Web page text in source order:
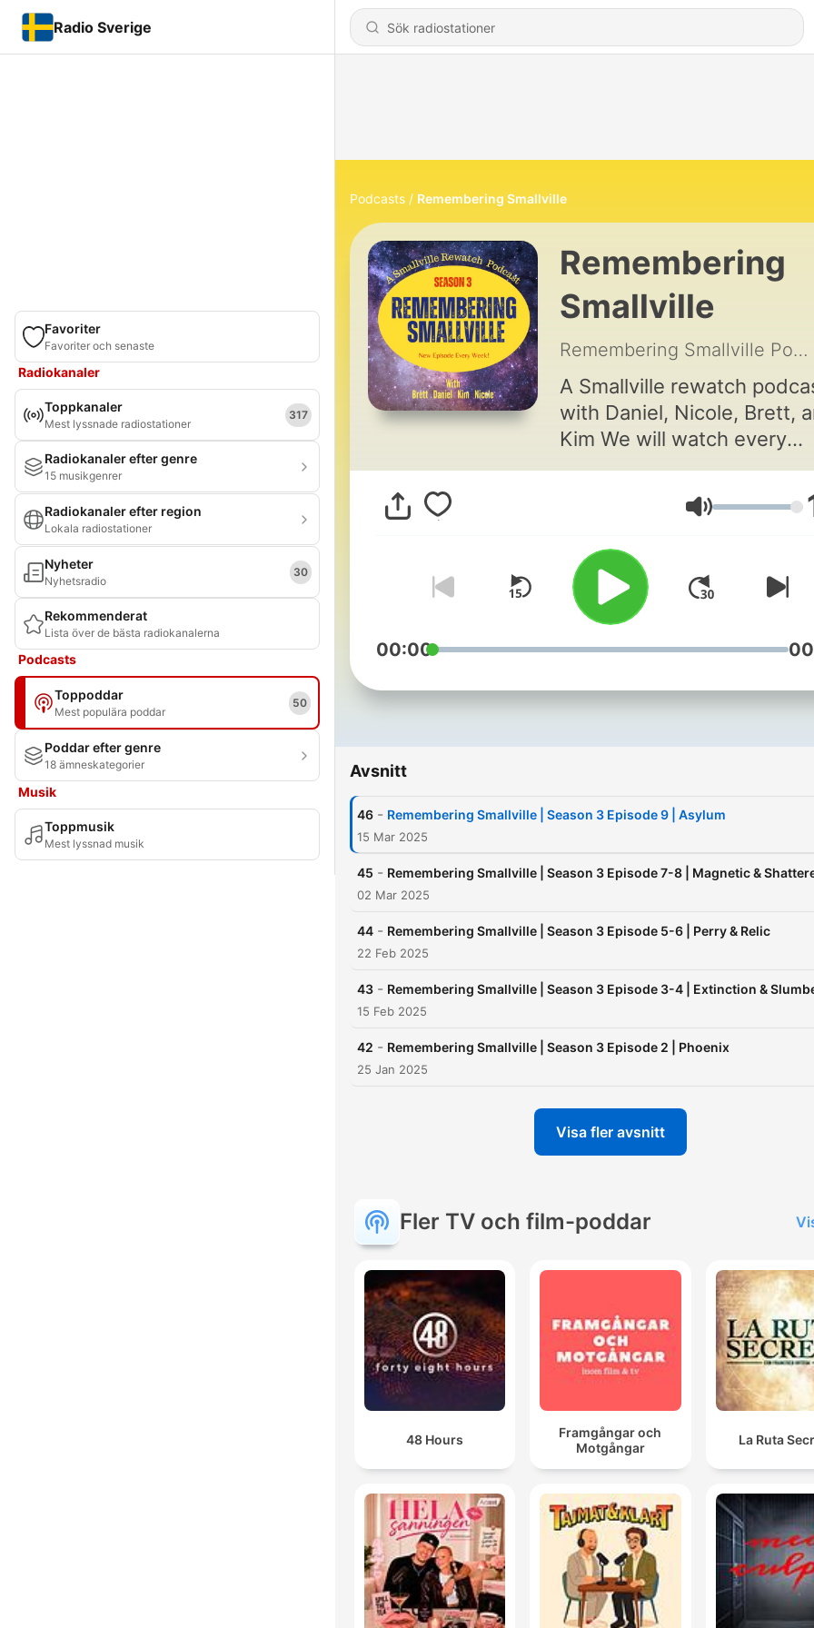
Radio Sverige
Favoriter
Favoriter och senaste
Radiokanaler
Toppkanaler
Mest lyssnade radiostationer
317
Radiokanaler efter genre
15 musikgenrer
Radiokanaler efter region
Lokala radiostationer
Nyheter
Nyhetsradio
30
Rekommenderat
Lista över de bästa radiokanalerna
Podcasts
Toppoddar
Mest populära poddar
50
Poddar efter genre
18 ämneskategorier
Musik
Toppmusik
Mest lyssnad musik
Podcasts Remembering Smallville
Remembering
Smallville
Remembering Smallville Pod
A Smallville rewatch
with Daniel, Nicole, Brett,
Kim We will watch every
episode of the series and
weekly on Saturdays at
AM MST
Volym
00:00
Avsnitt
46 - Remembering Smallville | Season 3 Episode 9 | Asylum
15 Mar 2025
45 - Remembering Smallville | Season 3 Episode 7-8 | Magnetic &
02 Mar 2025
44 - Remembering Smallville | Season 3 Episode 5-6 | Perry & Relic
22 Feb 2025
43 - Remembering Smallville | Season 3 Episode 3-4 | Extinction &
15 Feb 2025
42 - Remembering Smallville | Season 3 Episode 2 | Phoenix
25 Jan 2025
Visa fler avsnitt
Fler TV och film-poddar
48 Hours
Framgångar och
Motgångar
La Ruta